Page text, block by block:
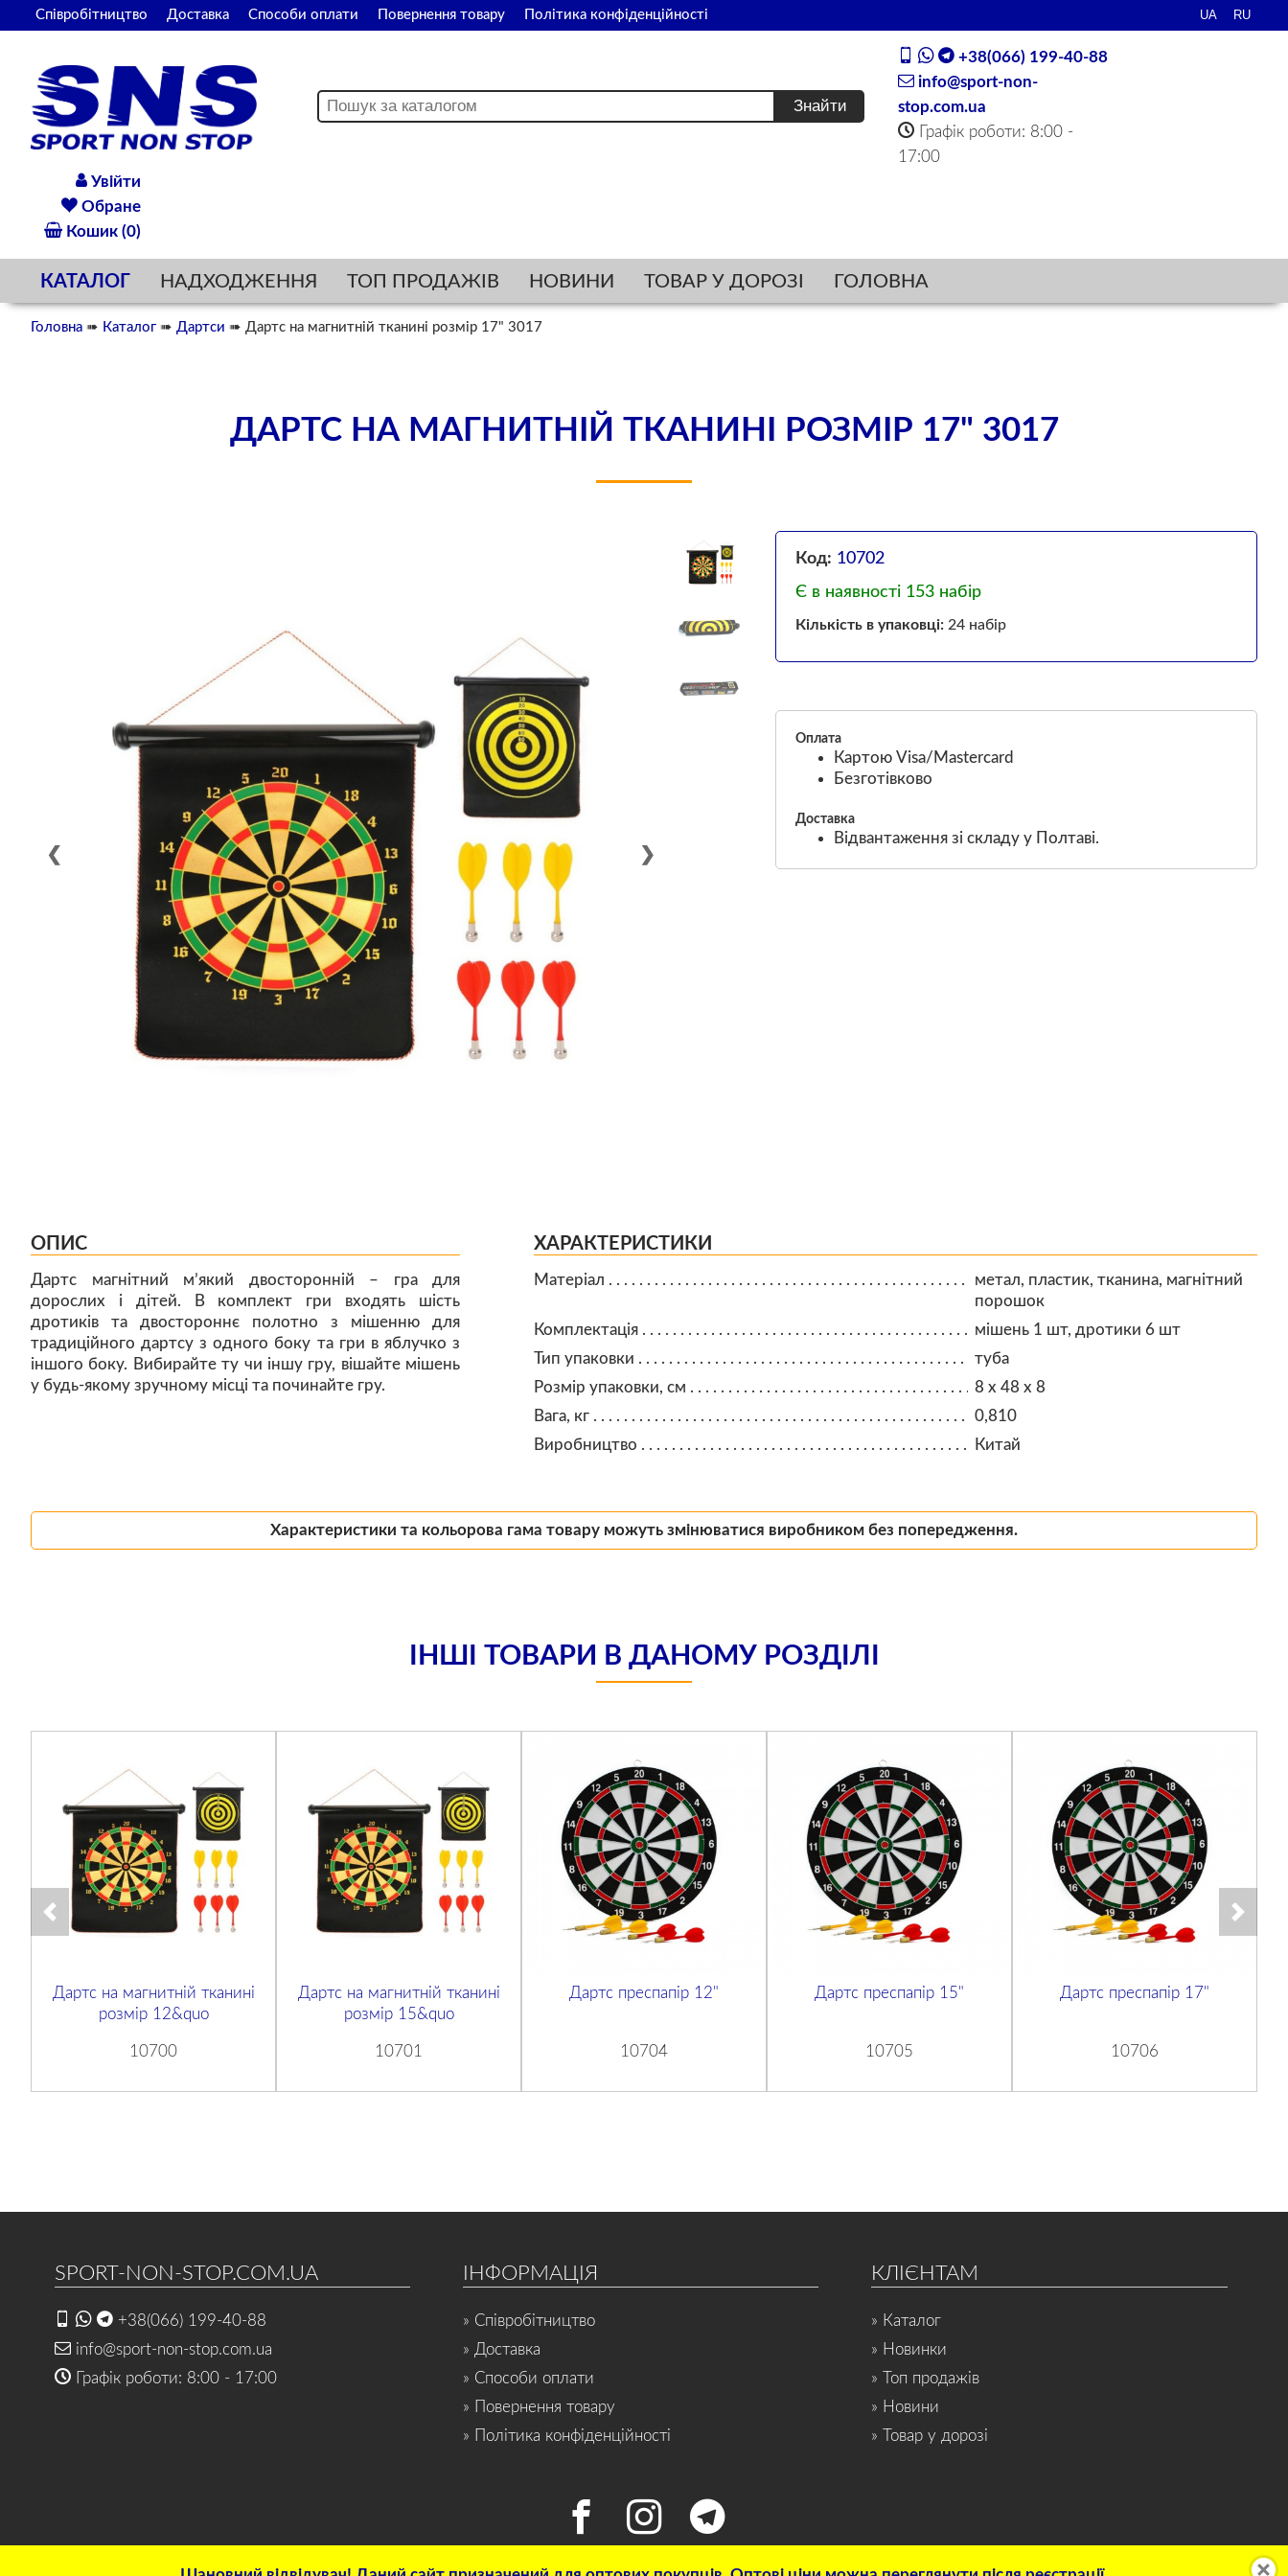
Співробітництво Доставка Способи оплати Повернення товару Політика конфіденційності
+38(066) 199-40-88
info@sport-non-
stop.com.ua
Графік роботи: 8:00 -
17:00
Увійти
Обране
Кошик (0)
КАТАЛОГ НАДХОДЖЕННЯ ТОП ПРОДАЖІВ НОВИНИ ТОВАР У ДОРОЗІ ГОЛОВНА
Головна ➠ Каталог ➠ Дартси ➠ Дартс на магнитній тканині розмір 17" 3017
ДАРТС НА МАГНИТНІЙ ТКАНИНІ РОЗМІР 17" 3017
❮ ❯
Код: 10702
Є в наявності 153 набір
Кількість в упаковці: 24 набір
Оплата
Картою Visa/Mastercard
Безготівково
Доставка
Відвантаження зі складу у Полтаві.
ОПИС
Дартс магнітний м’який двосторонній – гра для
дорослих і дітей. В комплект гри входять шість
дротиків та двостороннє полотно з мішенню для
традиційного дартсу з одного боку та гри в яблучко з
іншого боку. Вибирайте ту чи іншу гру, вішайте мішень
у будь-якому зручному місці та починайте гру.
ХАРАКТЕРИСТИКИ
Матеріал
метал, пластик, тканина, магнітний
порошок
Комплектація
мішень 1 шт, дротики 6 шт
Тип упаковки
туба
Розмір упаковки, см
8 x 48 x 8
Вага, кг
0,810
Виробництво
Китай
Характеристики та кольорова гама товару можуть змінюватися виробником без попередження.
ІНШІ ТОВАРИ В ДАНОМУ РОЗДІЛІ
Дартс на магнитній тканині
розмір 12&quo
10700
Дартс на магнитній тканині
розмір 15&quo
10701
Дартс преспапір 12"
10704
Дартс преспапір 15"
10705
Дартс преспапір 17"
10706
SPORT-NON-STOP.COM.UA
+38(066) 199-40-88
info@sport-non-stop.com.ua
Графік роботи: 8:00 - 17:00
ІНФОРМАЦІЯ
» Співробітництво
» Доставка
» Способи оплати
» Повернення товару
» Політика конфіденційності
КЛІЄНТАМ
» Каталог
» Новинки
» Топ продажів
» Новини
» Товар у дорозі